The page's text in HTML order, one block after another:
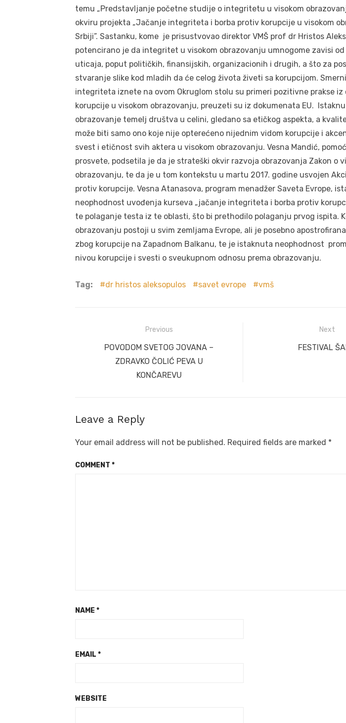
temu „Predstavljanje početne studije o integritetu u visokom
okviru projekta „Jačanje integriteta i borba protiv korupcije u visokom
Srbiji”. Sastanku, kome je prisustvovao direktor VMŠ prof dr Hristos
potencirano je da integritet u visokom obrazovanju umnogome zavisi
uticaja, poput političkih, finansijskih, organizacionih i drugih, a što za
stvaranje slike kod mladih da će celog života živeti sa korupcijom.
integriteta iznete na ovom Okruglom stolu su primeri pozitivne prakse
korupcije u visokom obrazovanju, preuzeti su iz dokumenata EU.
obrazovanje temelj društva u celini, gledano sa etičkog aspekta, a
može biti samo ono koje nije opterećeno nijednim vidom korupcije i
svest i etičnost svih aktera u visokom obrazovanju. Vesna Mandić,
prosvete, podsetila je da je strateški okvir razvoja obrazovanja Zakon o
obrazovanju, te da je u tom kontekstu u martu 2017. godine usvojen
protiv korupcije. Vesna Atanasova, program menadžer Saveta Evrope,
neophodnost uvođenja kurseva „jačanje integriteta i borba protiv
te polaganje testa iz te oblasti, što bi prethodilo polaganju prvog ispita.
obrazovanju postoji u svim zemljama Evrope, ali je posebno
zbog korupcije na Zapadnom Balkanu, te je istaknuta neophodnost
nivou korupcije i svesti o sveukupnom odnosu prema obrazovanju.
Tag: dr hristos aleksopulos savet evrope vmš
navigation
Previous
Previous
POVODOM SVETOG JOVANA –
ZDRAVKO ČOLIĆ PEVA U
KONČAREVU
Next
Next
FESTIVAL
Leave a Reply
Your email address will not be published. Required fields are marked *
COMMENT *
NAME *
EMAIL *
WEBSITE